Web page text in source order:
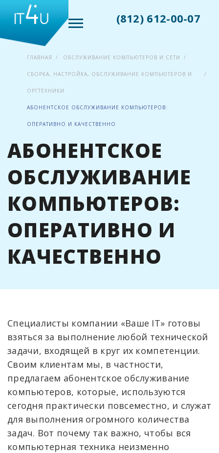
(812) 612-00-07
ГЛАВНАЯ ОБСЛУЖИВАНИЕ КОМПЬЮТЕРОВ И СЕТИ
СБОРКА, НАСТРОЙКА, ОБСЛУЖИВАНИЕ КОМПЬЮТЕРОВ И
ОРГТЕХНИКИ
АБОНЕНТСКОЕ ОБСЛУЖИВАНИЕ КОМПЬЮТЕРОВ:
ОПЕРАТИВНО И КАЧЕСТВЕННО
АБОНЕНТСКОЕ
ОБСЛУЖИВАНИЕ
КОМПЬЮТЕРОВ:
ОПЕРАТИВНО И
КАЧЕСТВЕННО
Специалисты компании «Ваше IT» готовы
взяться за выполнение любой технической
задачи, входящей в круг их компетенции.
Своим клиентам мы, в частности,
предлагаем абонентское обслуживание
компьютеров, которые, используются
сегодня практически повсеместно, и служат
для выполнения огромного количества
задач. Вот почему так важно, чтобы вся
компьютерная техника неизменно